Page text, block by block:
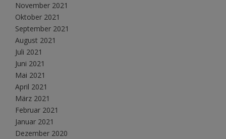
November 2021
Oktober 2021
September 2021
August 2021
Juli 2021
Juni 2021
Mai 2021
April 2021
März 2021
Februar 2021
Januar 2021
Dezember 2020